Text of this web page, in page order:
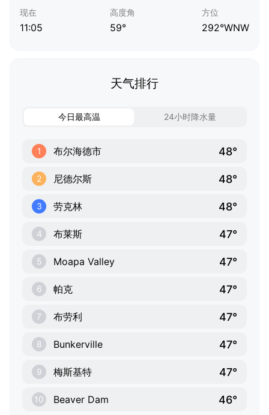
现在
11:05
高度角
59°
方位
292°WNW
天气排行
今日最高温 24小时降水量
1 布尔海德市 48°
2 尼德尔斯 48°
3 劳克林 48°
4 布莱斯 47°
5 Moapa Valley 47°
6 帕克 47°
7 布劳利 47°
8 Bunkerville 47°
9 梅斯基特 47°
10 Beaver Dam 46°